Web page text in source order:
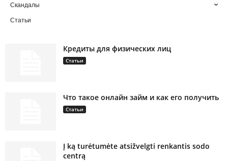
Скандалы
Статьи
Кредиты для физических лиц
Статьи
Что такое онлайн займ и как его получить
Статьи
Į ką turėtumėte atsižvelgti renkantis sodo
centrą